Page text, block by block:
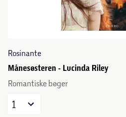
Rosinante
Månesøsteren - Lucinda Riley
Romantiske bøger
1